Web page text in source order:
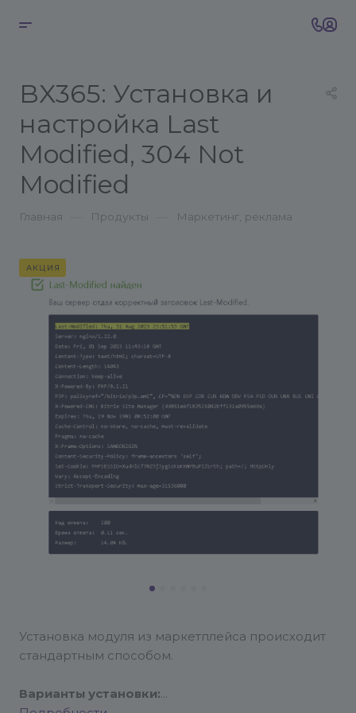
BX365: Установка и
настройка Last
Modified, 304 Not
Modified
Главная Продукты Маркетинг, реклама
АКЦИЯ
Установка модуля из маркетплейса происходит
стандартным способом.
Варианты установки: